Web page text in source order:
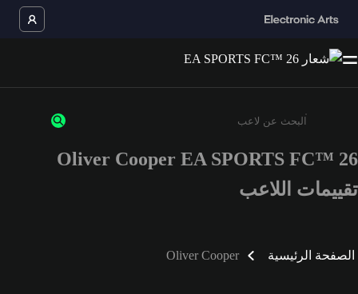
أدخل 3 أحرف أو أرقام على الأقل
Oliver Cooper EA SPORTS FC™ 26
تقييمات اللاعب
الصفحة الرئيسية Oliver Cooper